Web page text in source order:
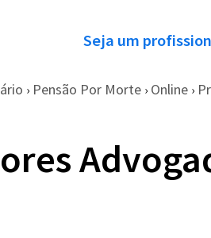
Seja um
› Pensão Por Morte › Online ›